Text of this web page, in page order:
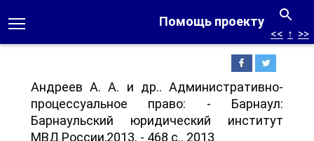
Помощь проекту
<< ↑ >>
Андреев А. А. и др.. Административно-
процессуальное право: - Барнаул:
Барнаульский юридический институт
МВД России,2013. - 468 с.. 2013